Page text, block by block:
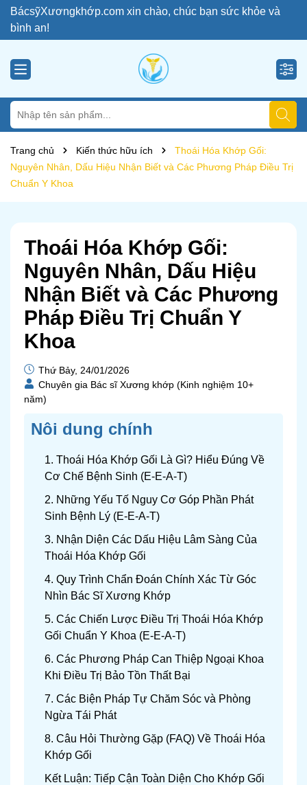
BácsỹXươngkhớp.com xin chào, chúc bạn sức khỏe và
bình an!
Trang chủ Kiến thức hữu ích
Thoái Hóa Khớp Gối:
Nguyên Nhân, Dấu Hiệu Nhận Biết và Các Phương Pháp Điều Trị
Chuẩn Y Khoa
Thoái Hóa Khớp Gối:
Nguyên Nhân, Dấu Hiệu
Nhận Biết và Các Phương
Pháp Điều Trị Chuẩn Y
Khoa
Thứ Bảy, 24/01/2026
Chuyên gia Bác sĩ Xương khớp (Kinh nghiệm 10+
năm)
Nôi dung chính
1. Thoái Hóa Khớp Gối Là Gì? Hiểu Đúng Về
Cơ Chế Bệnh Sinh (E-E-A-T)
2. Những Yếu Tố Nguy Cơ Góp Phần Phát
Sinh Bệnh Lý (E-E-A-T)
3. Nhận Diện Các Dấu Hiệu Lâm Sàng Của
Thoái Hóa Khớp Gối
4. Quy Trình Chẩn Đoán Chính Xác Từ Góc
Nhìn Bác Sĩ Xương Khớp
5. Các Chiến Lược Điều Trị Thoái Hóa Khớp
Gối Chuẩn Y Khoa (E-E-A-T)
6. Các Phương Pháp Can Thiệp Ngoại Khoa
Khi Điều Trị Bảo Tồn Thất Bại
7. Các Biện Pháp Tự Chăm Sóc và Phòng
Ngừa Tái Phát
8. Câu Hỏi Thường Gặp (FAQ) Về Thoái Hóa
Khớp Gối
Kết Luận: Tiếp Cận Toàn Diện Cho Khớp Gối